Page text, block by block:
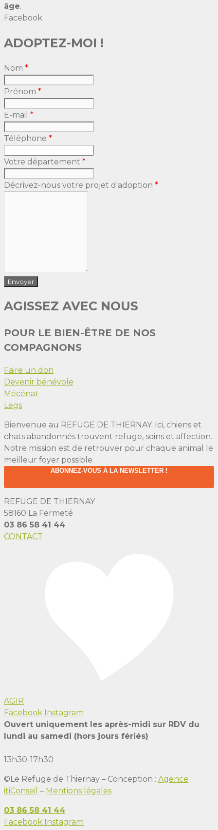
âge.
Facebook
ADOPTEZ-MOI !
Nom *
Prénom *
E-mail *
Téléphone *
Votre département *
Décrivez-nous votre projet d'adoption *
AGISSEZ AVEC NOUS
POUR LE BIEN-ÊTRE DE NOS
COMPAGNONS
Faire un don
Devenir bénévole
Mécénat
Legs
Bienvenue au REFUGE DE THIERNAY. Ici, chiens et
chats abandonnés trouvent refuge, soins et affection.
Notre mission est de retrouver pour chaque animal le
meilleur foyer possible.
ABONNEZ-VOUS À LA NEWSLETTER !
REFUGE DE THIERNAY
58160 La Fermeté
03 86 58 41 44
CONTACT
AGIR
Facebook Instagram
Ouvert uniquement les après-midi sur RDV du
lundi au samedi (hors jours fériés)
13h30-17h30
©Le Refuge de Thiernay – Conception : Agence
itiConseil – Mentions légales
03 86 58 41 44
Facebook Instagram